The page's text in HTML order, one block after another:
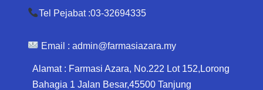
Tel Pejabat :03-32694335
Email : admin@farmasiazara.my
Alamat : Farmasi Azara, No.222 Lot 152,Lorong
Bahagia 1 Jalan Besar,45500 Tanjung